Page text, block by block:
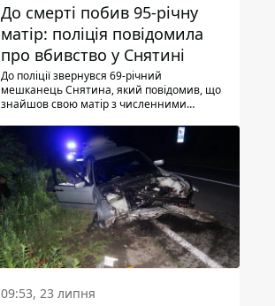
До смерті побив 95-річну
матір: поліція повідомила
про вбивство у Снятині
До поліції звернувся 69-річний
мешканець Снятина, який повідомив, що
знайшов свою матір з численними
з'ясували правоохоронці, ці травми жінці
наніс її син.
09:53, 23 липня